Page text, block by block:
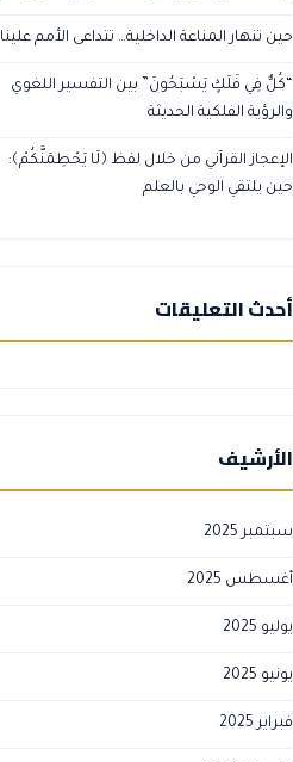
حين تنهار المناعة الداخلية… تتداعى الأمم علينا
“كُلٌّ فِي فَلَكٍ يَسْبَحُونَ” بين التفسير اللغوي
والرؤية الفلكية الحديثة
الإعجاز القرآني من خلال لفظ ﴿لَا يَحْطِمَنَّكُمْ﴾:
حين يلتقي الوحي بالعلم
أحدث التعليقات
الأرشيف
سبتمبر 2025
أغسطس 2025
يوليو 2025
يونيو 2025
فبراير 2025